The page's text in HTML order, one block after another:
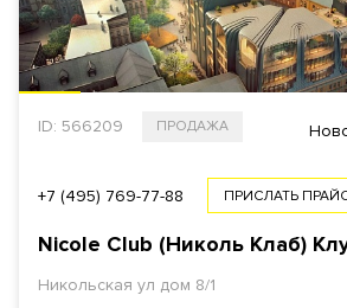
ID: 566209 ПРОДАЖА
+7 (495) 769-77-88 ПРИСЛАТЬ
Nicole Club (Николь Клаб)
Никольская ул дом 8/1